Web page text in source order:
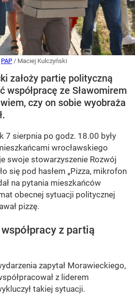
PAP / Maciej Kulczyński
założy partię polityczną
współpracę ze Sławomirem
czy on sobie wyobraża
7 sierpnia po godz. 18.00 były
wrocławskiego
swoje stowarzyszenie Rozwój
się pod hasłem „Pizza, mikrofon
na pytania mieszkańców
obecnej sytuacji politycznej
pizzę.
z partią
zapytał Morawieckiego,
z liderem
takiej sytuacji.